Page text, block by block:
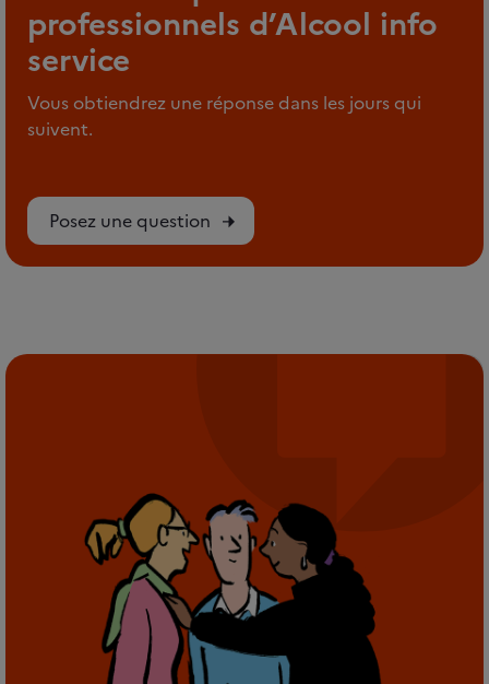
professionnels d’Alcool info
service
Vous obtiendrez une réponse dans les jours qui
suivent.
Posez une question